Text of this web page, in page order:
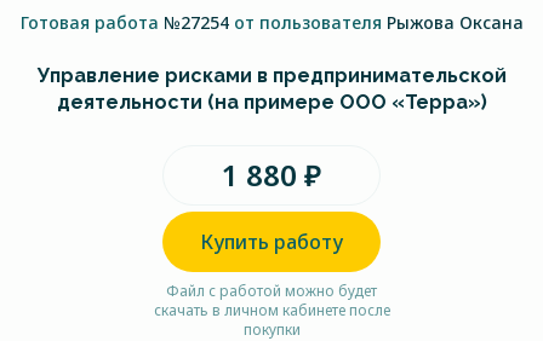
Готовая работа №27254 от пользователя Рыжова Оксана
Управление рисками в предпринимательской
деятельности (на примере ООО «Терра»)
1 880 ₽
Купить работу
Файл с работой можно будет
скачать в личном кабинете после
покупки